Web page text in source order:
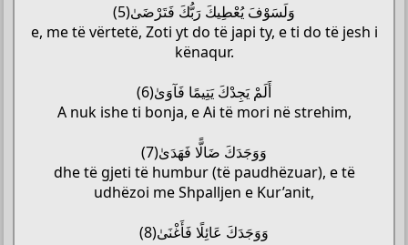
وَلَسَوْفَ يُعْطِيكَ رَبُّكَ فَتَرْضَىٰ(5)
e, me të vërtetë, Zoti yt do të japi ty, e ti do të jesh i
kënaqur.
أَلَمْ يَجِدْكَ يَتِيمًا فَآوَىٰ(6)
A nuk ishe ti bonja, e Ai të mori në strehim,
وَوَجَدَكَ ضَالًّا فَهَدَىٰ(7)
dhe të gjeti të humbur (të paudhëzuar), e të
udhëzoi me Shpalljen e Kur’anit,
وَوَجَدَكَ عَائِلًا فَأَغْنَىٰ(8)